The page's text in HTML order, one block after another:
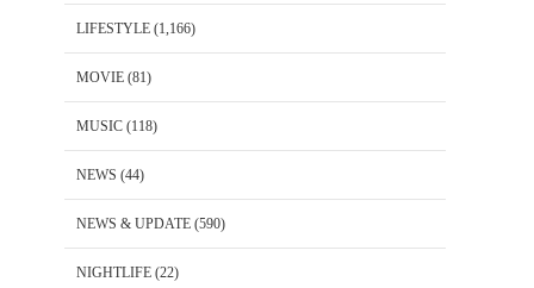
LIFESTYLE (1,166)
MOVIE (81)
MUSIC (118)
NEWS (44)
NEWS & UPDATE (590)
NIGHTLIFE (22)